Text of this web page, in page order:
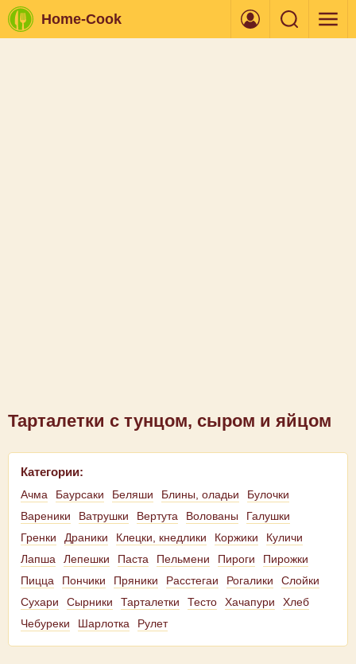
Home-Cook
Тарталетки с тунцом, сыром и яйцом
Категории:
Ачма Баурсаки Беляши Блины, оладьи
Булочки
Вареники
Ватрушки Вертута Волованы
Галушки
Гренки
Драники Клецки, кнедлики Коржики
Куличи
Лапша
Лепешки Паста Пельмени Пироги
Пирожки
Пицца
Пончики Пряники Расстегаи Рогалики
Слойки
Сухари
Сырники Тарталетки Тесто Хачапури
Хлеб
Чебуреки
Шарлотка Рулет